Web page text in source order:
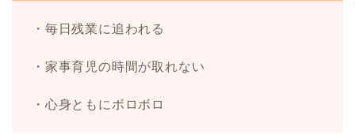
・毎日残業に追われる
・家事育児の時間が取れない
・心身ともにボロボロ